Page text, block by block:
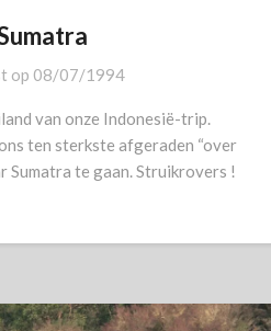
op 08/07/1994
van onze Indonesië-trip.
ten sterkste afgeraden “over
Sumatra te gaan. Struikrovers !